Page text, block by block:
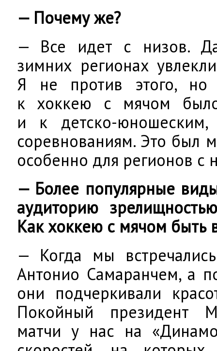
— Почему же?
— Все идет с низов.
зимних регионах
Я не против этого, но
к хоккею с мячом
и к детско-
соревнованиям. Это был
особенно для регионов с
— Более популярные
аудиторию
Как хоккею с мячом быть
— Когда мы
Антонио Самаранчем, а
они подчеркивали
Покойный президент
матчи у нас на